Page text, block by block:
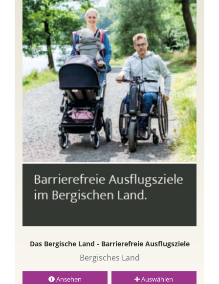
Das Bergische Land - Barrierefreie Ausflugsziele
Bergisches Land
Ansehen Auswählen